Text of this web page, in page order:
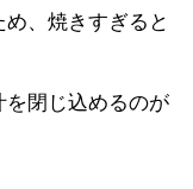
、焼きすぎると
を閉じ込めるのが